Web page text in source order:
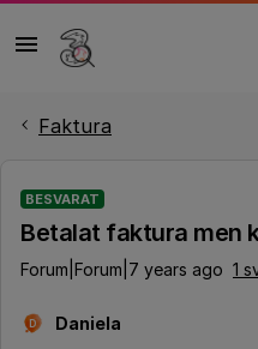
Faktura
BESVARAT
Betalat faktura men
Forum|Forum|7 years ago 1
D Daniela